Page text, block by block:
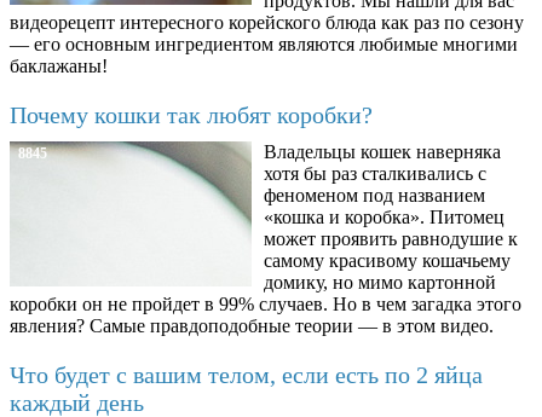
видеорецепт интересного корейского блюда как раз по сезону
— его основным ингредиентом являются любимые многими
баклажаны!
Почему кошки так любят коробки?
8845
Владельцы кошек наверняка
хотя бы раз сталкивались с
феноменом под названием
«кошка и коробка». Питомец
может проявить равнодушие к
самому красивому кошачьему
домику, но мимо картонной
коробки он не пройдет в 99% случаев. Но в чем загадка этого
явления? Самые правдоподобные теории — в этом видео.
Что будет с вашим телом, если есть по 2 яйца
каждый день